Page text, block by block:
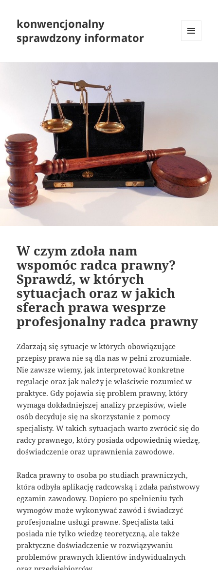
konwencjonalny
sprawdzony informator
WIDGETY
W czym zdoła nam
wspomóc radca prawny?
Sprawdź, w których
sytuacjach oraz w jakich
sferach prawa wesprze
profesjonalny radca prawny
Zdarzają się sytuacje w których obowiązujące
przepisy prawa nie są dla nas w pełni zrozumiałe.
Nie zawsze wiemy, jak interpretować konkretne
regulacje oraz jak należy je właściwie rozumieć w
praktyce. Gdy pojawia się problem prawny, który
wymaga dokładniejszej analizy przepisów, wiele
osób decyduje się na skorzystanie z pomocy
specjalisty. W takich sytuacjach warto zwrócić się do
radcy prawnego, który posiada odpowiednią wiedzę,
doświadczenie oraz uprawnienia zawodowe.
Radca prawny to osoba po studiach prawniczych,
która odbyła aplikację radcowską i zdała państwowy
egzamin zawodowy. Dopiero po spełnieniu tych
wymogów może wykonywać zawód i świadczyć
profesjonalne usługi prawne. Specjalista taki
posiada nie tylko wiedzę teoretyczną, ale także
praktyczne doświadczenie w rozwiązywaniu
problemów prawnych klientów indywidualnych